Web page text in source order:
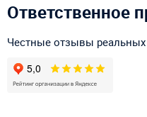
Ответственное
Честные отзывы реальных